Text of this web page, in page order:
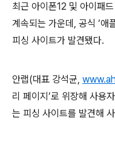
최근 아이폰12 및 아이패
계속되는 가운데 , 공식 ‘애
피싱 사이트가 발견됐다.
안랩(대표 강석균,
리 페이지’로 위장해 사용
는 피싱 사이트를 발견해